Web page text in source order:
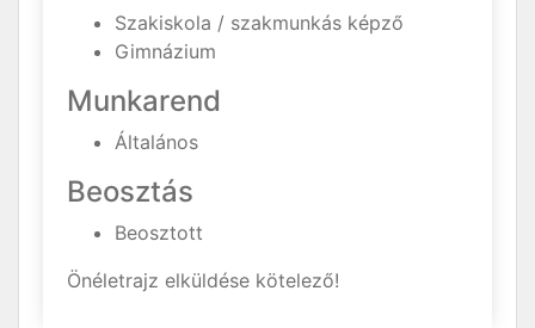
Szakiskola / szakmunkás képző
Gimnázium
Munkarend
Általános
Beosztás
Beosztott
Önéletrajz elküldése kötelező!